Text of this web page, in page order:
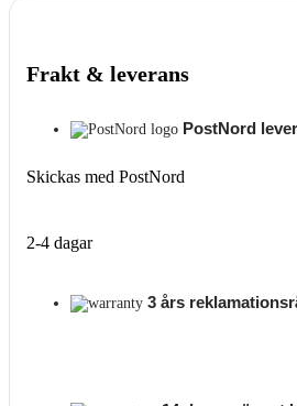
Frakt & leverans
PostNord
Skickas med PostNord
2-4 dagar
3 års